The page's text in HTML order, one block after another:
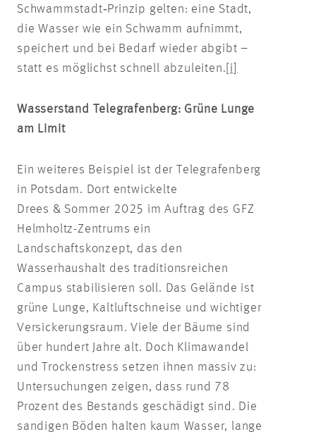
Schwammstadt‑Prinzip gelten: eine Stadt,
die Wasser wie ein Schwamm aufnimmt,
speichert und bei Bedarf wieder abgibt –
statt es möglichst schnell abzuleiten. [i]
Wasserstand Telegrafenberg: Grüne Lunge
am Limit
Ein weiteres Beispiel ist der Telegrafenberg
in Potsdam. Dort entwickelte
Drees & Sommer 2025 im Auftrag des GFZ
Helmholtz-Zentrums ein
Landschaftskonzept, das den
Wasserhaushalt des traditionsreichen
Campus stabilisieren soll. Das Gelände ist
grüne Lunge, Kaltluftschneise und wichtiger
Versickerungsraum. Viele der Bäume sind
über hundert Jahre alt. Doch Klimawandel
und Trockenstress setzen ihnen massiv zu:
Untersuchungen zeigen, dass rund 78
Prozent des Bestands geschädigt sind. Die
sandigen Böden halten kaum Wasser, lange